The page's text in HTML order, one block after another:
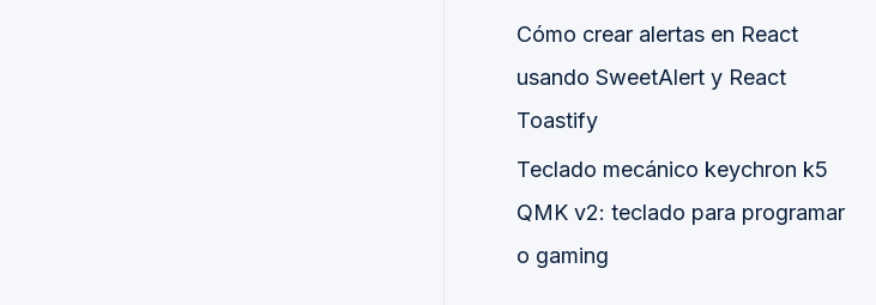
Cómo crear alertas en React
usando SweetAlert y React
Toastify
Teclado mecánico keychron k5
QMK v2: teclado para programar
o gaming